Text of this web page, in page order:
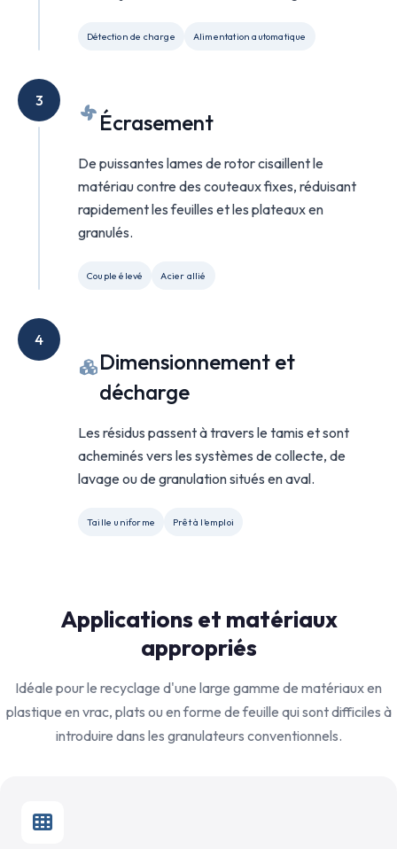
Détection de charge Alimentation automatique
3
Écrasement
De puissantes lames de rotor cisaillent le
matériau contre des couteaux fixes, réduisant
rapidement les feuilles et les plateaux en
granulés.
Couple élevé Acier allié
4
Dimensionnement et
décharge
Les résidus passent à travers le tamis et sont
acheminés vers les systèmes de collecte, de
lavage ou de granulation situés en aval.
Taille uniforme Prêt à l'emploi
Applications et matériaux
appropriés
Idéale pour le recyclage d'une large gamme de matériaux en
plastique en vrac, plats ou en forme de feuille qui sont difficiles à
introduire dans les granulateurs conventionnels.